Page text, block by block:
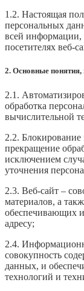
1.2. Настоящая
персональных
всей информации,
посетителях веб-
2. Основные
2.1.
обработка
вычислительной
2.2.
прекращение
исключением
уточнения
2.3. Веб-сайт –
материалов, а
обеспечивающих
адресу;
2.4.
совокупность
данных, и
технологий и